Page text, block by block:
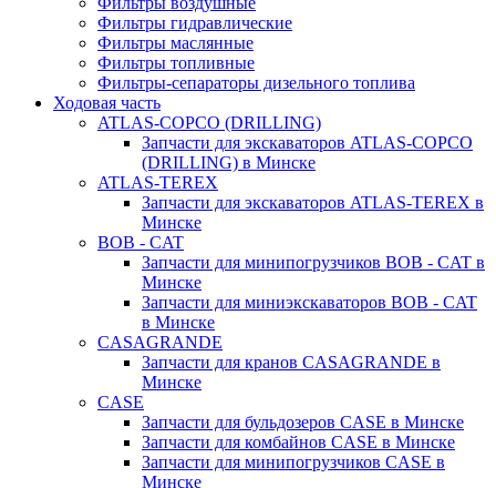
Фильтры гидравлические
Фильтры маслянные
Фильтры топливные
Фильтры-сепараторы дизельного топлива
Ходовая часть
ATLAS-COPCO (DRILLING)
Запчасти для экскаваторов ATLAS-COPCO
(DRILLING) в Минске
ATLAS-TEREX
Запчасти для экскаваторов ATLAS-TEREX в
Минске
BOB - CAT
Запчасти для минипогрузчиков BOB - CAT в
Минске
Запчасти для миниэкскаваторов BOB - CAT
в Минске
CASAGRANDE
Запчасти для кранов CASAGRANDE в
Минске
CASE
Запчасти для бульдозеров CASE в Минске
Запчасти для комбайнов CASE в Минске
Запчасти для минипогрузчиков CASE в
Минске